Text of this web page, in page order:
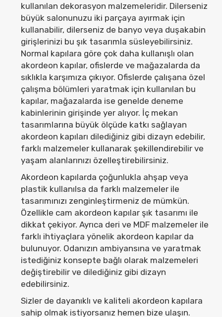
kullanılan dekorasyon malzemeleridir. Dilerseniz
büyük salonunuzu iki parçaya ayırmak için
kullanabilir, dilerseniz de banyo veya duşakabin
girişlerinizi bu şık tasarımla süsleyebilirsiniz.
Normal kapılara göre çok daha kullanışlı olan
akordeon kapılar, ofislerde ve mağazalarda da
sıklıkla karşımıza çıkıyor. Ofislerde çalışana özel
çalışma bölümleri yaratmak için kullanılan bu
kapılar, mağazalarda ise genelde deneme
kabinlerinin girişinde yer alıyor. İç mekan
tasarımlarına büyük ölçüde katkı sağlayan
akordeon kapıları dilediğiniz gibi dizayn edebilir,
farklı malzemeler kullanarak şekillendirebilir ve
yaşam alanlarınızı özelleştirebilirsiniz.
Akordeon kapılarda çoğunlukla ahşap veya
plastik kullanılsa da farklı malzemeler ile
tasarımınızı zenginleştirmeniz de mümkün.
Özellikle cam akordeon kapılar şık tasarımı ile
dikkat çekiyor. Ayrıca deri ve MDF malzemeler ile
farklı ihtiyaçlara yönelik akordeon kapılar da
bulunuyor. Odanızın ambiyansına ve yaratmak
istediğiniz konsepte bağlı olarak malzemeleri
değiştirebilir ve dilediğiniz gibi dizayn
edebilirsiniz.
Sizler de dayanıklı ve kaliteli akordeon kapılara
sahip olmak istiyorsanız hemen bize ulaşın.